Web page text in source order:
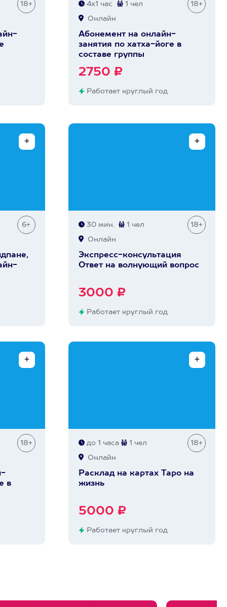
18+ 4х1 час 1 чел 18+
Онлайн
Абонемент на онлайн-
занятия по хатха-йоге в
составе группы
2750 ₽
Работает круглый год
6+ 30 мин. 1 чел 18+
Онлайн
Экспресс-консультация
Ответ на волнующий вопрос
3000 ₽
Работает круглый год
18+
в
до 1 часа 1 чел 18+
Онлайн
Расклад на картах Таро на
жизнь
5000 ₽
Работает круглый год